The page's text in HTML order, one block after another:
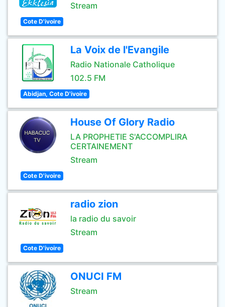
Stream
Cote D'ivoire
La Voix de l'Evangile
Radio Nationale Catholique
102.5 FM
Abidjan, Cote D'ivoire
House Of Glory Radio
LA PROPHETIE S'ACCOMPLIRA
CERTAINEMENT
Stream
Cote D'ivoire
radio zion
la radio du savoir
Stream
Cote D'ivoire
ONUCI FM
Stream